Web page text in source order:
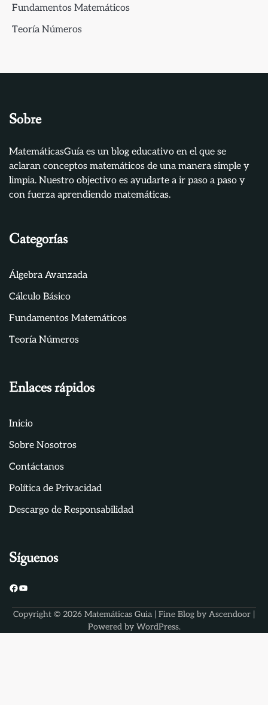
Fundamentos Matemáticos
Teoría Números
Sobre
MatemáticasGuía es un blog educativo en el que se
aclaran conceptos matemáticos de una manera simple y
limpia. Nuestro objectivo es ayudarte a ir paso a paso y
con fuerza aprendiendo matemáticas.
Categorías
Álgebra Avanzada
Cálculo Básico
Fundamentos Matemáticos
Teoría Números
Enlaces rápidos
Inicio
Sobre Nosotros
Contáctanos
Política de Privacidad
Descargo de Responsabilidad
Síguenos
Facebook
YouTube
Copyright © 2026 Matemáticas Guia | Fine Blog by Ascendoor |
Powered by WordPress.